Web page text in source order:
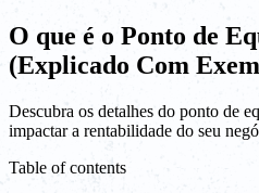
O que é o Ponto de
(Explicado Com
Descubra os detalhes do ponto de
impactar a rentabilidade do seu
Table of contents